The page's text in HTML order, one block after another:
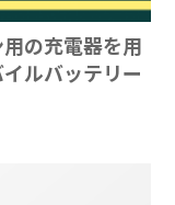
の充電器を用
ルバッテリー